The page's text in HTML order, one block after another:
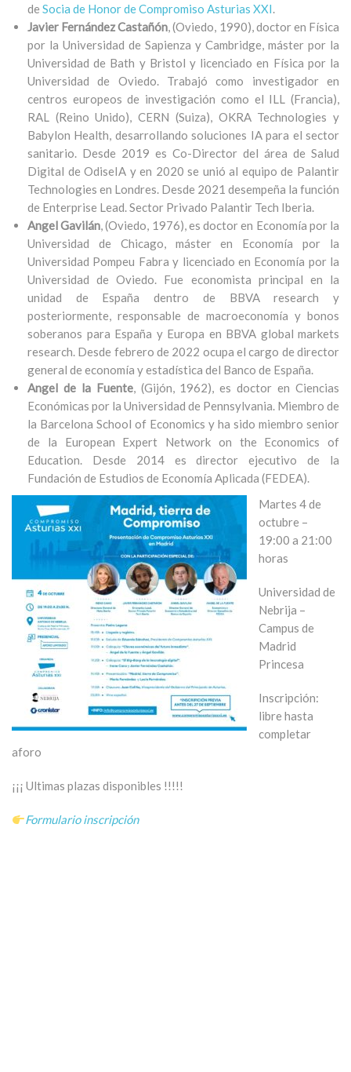
de Socia de Honor de Compromiso Asturias XXI.​
Javier Fernández Castañón, (Oviedo, 1990), doctor en Física
por la Universidad de Sapienza y Cambridge, máster por la
Universidad de Bath y Bristol y licenciado en Física por la
Universidad de Oviedo. Trabajó como investigador en
centros europeos de investigación como el ILL (Francia),
RAL (Reino Unido), CERN (Suiza), OKRA Technologies y
Babylon Health, desarrollando soluciones IA para el sector
sanitario. Desde 2019 es Co-Director del área de Salud
Digital de OdiseIA y en 2020 se unió al equipo de Palantir
Technologies en Londres. Desde 2021 desempeña la función
de Enterprise Lead. Sector Privado Palantir Tech Iberia.
Angel Gavilán, (Oviedo, 1976), es doctor en Economía por la
Universidad de Chicago, máster en Economía por la
Universidad Pompeu Fabra y licenciado en Economía por la
Universidad de Oviedo. Fue economista principal en la
unidad de España dentro de BBVA research y
posteriormente, responsable de macroeconomía y bonos
soberanos para España y Europa en BBVA global markets
research. Desde febrero de 2022 ocupa el cargo de director
general de economía y estadística del Banco de España.
Angel de la Fuente, (Gijón, 1962), es doctor en Ciencias
Económicas por la Universidad de Pennsylvania. Miembro de
la Barcelona School of Economics y ha sido miembro senior
de la European Expert Network on the Economics of
Education. Desde 2014 es director ejecutivo de la
Fundación de Estudios de Economía Aplicada (FEDEA).
Martes 4 de
octubre –
19:00 a 21:00
horas
Universidad de
Nebrija –
Campus de
Madrid
Princesa
Inscripción:
libre hasta
completar
aforo
¡¡¡ Ultimas plazas disponibles !!!!!
Formulario inscripción